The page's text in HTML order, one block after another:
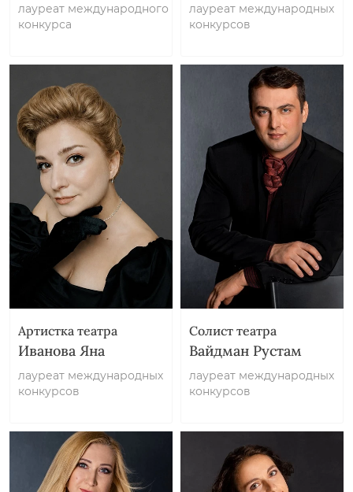
лауреат международного
конкурса
лауреат международных
конкурсов
Артистка театра
Иванова Яна
лауреат международных
конкурсов
Солист театра
Вайдман Рустам
лауреат международных
конкурсов